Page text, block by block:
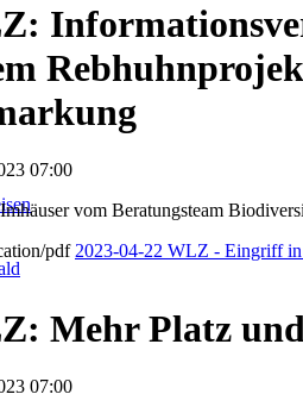
07:00
vom Beratungsteam
2023-04-22 WLZ - Eingriff
Mehr Platz
07:00